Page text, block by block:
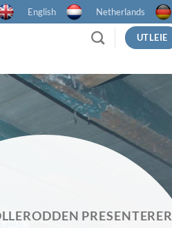
English Netherlands
UTLEIE
PRESENTERER